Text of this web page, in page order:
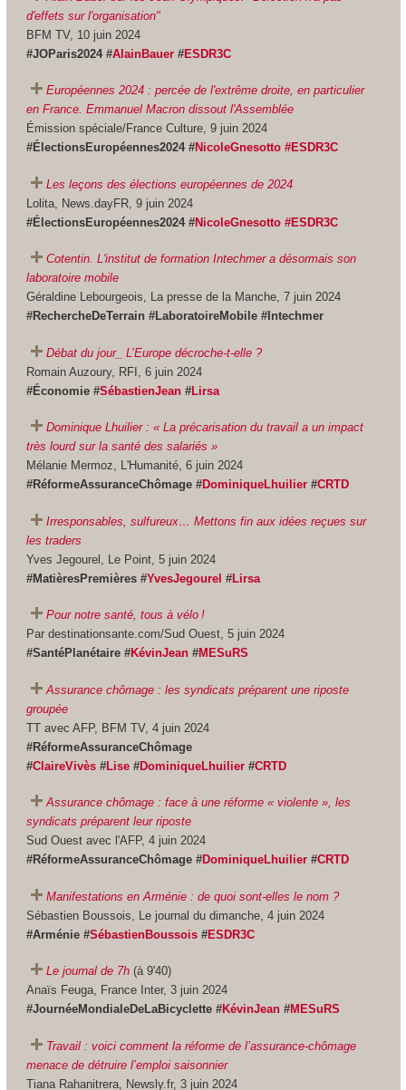
d'effets sur l'organisation"
BFM TV, 10 juin 2024
#JOParis2024 #AlainBauer#ESDR3C
Européennes 2024 : percée de l'extrême droite, en particulier
en France. Emmanuel Macron dissout l'Assemblée
Émission spéciale/France Culture, 9 juin 2024
#ÉlectionsEuropéennes2024 #NicoleGnesotto #ESDR3C
Les leçons des élections européennes de 2024
Lolita, News.dayFR, 9 juin 2024
#ÉlectionsEuropéennes2024 #NicoleGnesotto #ESDR3C
Cotentin. L'institut de formation Intechmer a désormais son
laboratoire mobile
Géraldine Lebourgeois, La presse de la Manche, 7 juin 2024
#RechercheDeTerrain #LaboratoireMobile #Intechmer
Débat du jour_ L’Europe décroche-t-elle ?
Romain Auzoury, RFI, 6 juin 2024
#Économie #SébastienJean#Lirsa
Dominique Lhuilier : « La précarisation du travail a un impact
très lourd sur la santé des salariés »
Mélanie Mermoz, L'Humanité, 6 juin 2024
#RéformeAssuranceChômage #DominiqueLhuilier#CRTD
Irresponsables, sulfureux… Mettons fin aux idées reçues sur
les traders
Yves Jegourel, Le Point, 5 juin 2024
#MatièresPremières #YvesJegourel #Lirsa
Pour notre santé, tous à vélo !
Par destinationsante.com/Sud Ouest, 5 juin 2024
#SantéPlanétaire #KévinJean#MESuRS
Assurance chômage : les syndicats préparent une riposte
groupée
TT avec AFP, BFM TV, 4 juin 2024
#RéformeAssuranceChômage
#ClaireVivès#Lise#DominiqueLhuilier#CRTD
Assurance chômage : face à une réforme « violente », les
syndicats préparent leur riposte
Sud Ouest avec l'AFP, 4 juin 2024
#RéformeAssuranceChômage #DominiqueLhuilier#CRTD
Manifestations en Arménie : de quoi sont-elles le nom ?
Sébastien Boussois, Le journal du dimanche, 4 juin 2024
#Arménie #SébastienBoussois#ESDR3C
Le journal de 7h(à 9'40)
Anaïs Feuga, France Inter, 3 juin 2024
#JournéeMondialeDeLaBicyclette #KévinJean#MESuRS
Travail : voici comment la réforme de l’assurance-chômage
menace de détruire l’emploi saisonnier
Tiana Rahanitrera, Newsly.fr, 3 juin 2024